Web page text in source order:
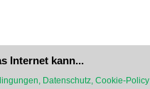
Internet kann...
Datenschutz, Cookie-Policy